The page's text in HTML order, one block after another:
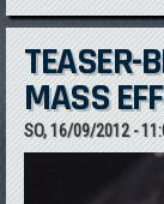
TEASER-
MASS
SO, 16/09/2012 -